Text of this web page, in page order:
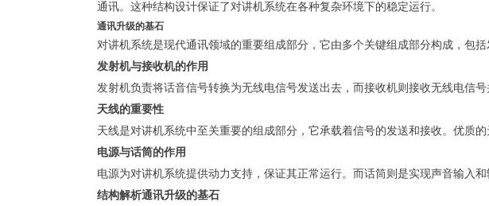
通讯。这种结构设计保证了对讲机系统在各种复杂环境下的稳定运行。
通讯升级的基石
对讲机系统是现代通讯领域的重要组成部分，它由多个关键组成部分构成，包
发射机与接收机的作用
发射机负责将话音信号转换为无线电信号发送出去，而接收机则接收无线电信
天线的重要性
天线是对讲机系统中至关重要的组成部分，它承载着信号的发送和接收。优质
电源与话筒的作用
电源为对讲机系统提供动力支持，保证其正常运行。而话筒则是实现声音输入
结构解析通讯升级的基石